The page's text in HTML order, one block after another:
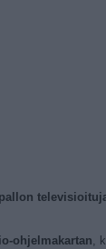
ohjelmakartan,